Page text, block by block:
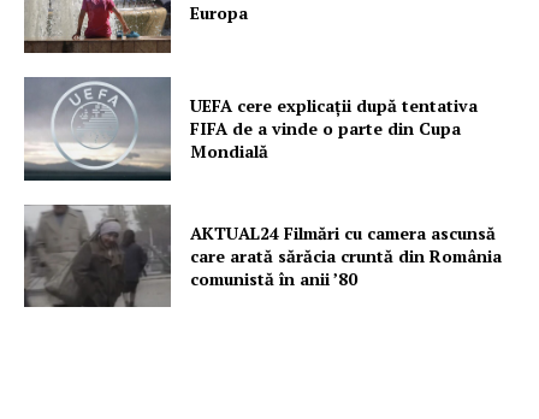
Europa
UEFA cere explicații după tentativa
FIFA de a vinde o parte din Cupa
Mondială
AKTUAL24 Filmări cu camera ascunsă
care arată sărăcia cruntă din România
comunistă în anii ’80